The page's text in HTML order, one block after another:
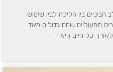
בין הליכה לבין שימוש
תפעוליים שהם גדולים מאד
כל היום היא די